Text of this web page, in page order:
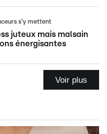
s'y mettent
juteux mais malsain
énergisantes
Voir plus